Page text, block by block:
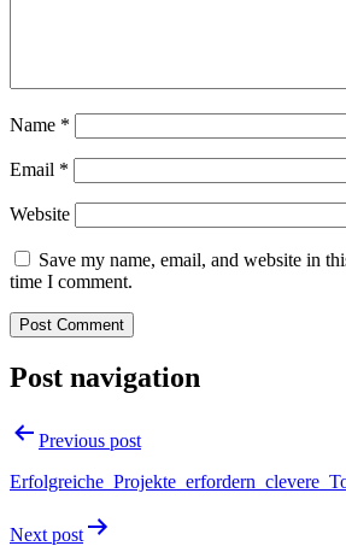
Name *
Email *
Website
Save my name, email, and website in
time I comment.
Post navigation
Previous post
Next post